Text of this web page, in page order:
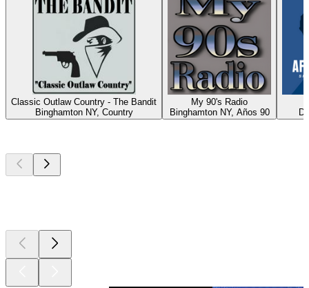
Classic Outlaw Country - The Bandit
Binghamton NY, Country
My 90's Radio
Binghamton NY, Años 90